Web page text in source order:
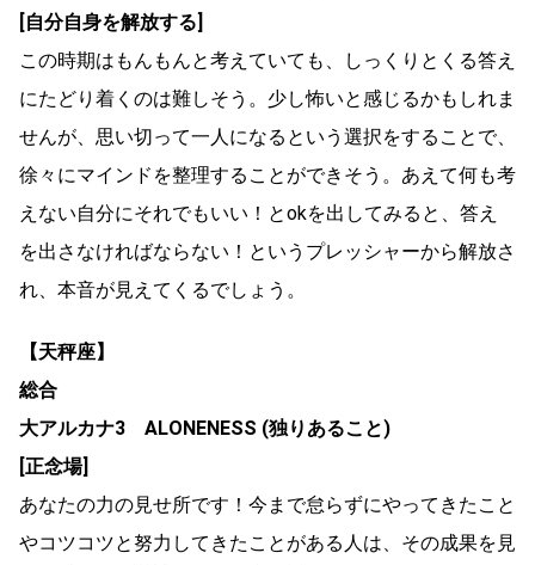
[自分自身を解放する]
この時期はもんもんと考えていても、しっくりとくる答え
にたどり着くのは難しそう。少し怖いと感じるかもしれま
せんが、思い切って一人になるという選択をすることで、
徐々にマインドを整理することができそう。あえて何も考
えない自分にそれでもいい！とokを出してみると、答え
を出さなければならない！というプレッシャーから解放さ
れ、本音が見えてくるでしょう。
【天秤座】
総合
大アルカナ3 ALONENESS (独りあること)
[正念場]
あなたの力の見せ所です！今まで怠らずにやってきたこと
やコツコツと努力してきたことがある人は、その成果を見